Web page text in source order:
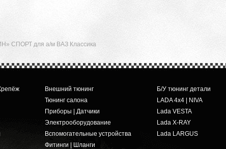
СПОРТ для а/м ВАЗ Классика
Внешний тюнинг
Тюнинг салона
Приборы | Датчики
Электрооборудование
Вспомогательные устройства
Фитинги | Шланги
Б/У тюнинг детали
LADA 4x4 | NIVA
Lada VESTA
Lada X-RAY
Lada LARGUS